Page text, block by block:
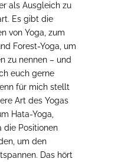
als Ausgleich zu
Es gibt die
von Yoga, zum
Forest-Yoga, um
zu nennen – und
euch gerne
für mich stellt
Art des Yogas
Hata-Yoga,
die Positionen
um den
Das hört